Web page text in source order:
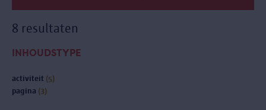
8 resultaten
INHOUDSTYPE
activiteit (5)
pagina (3)